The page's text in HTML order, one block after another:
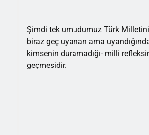
Şimdi tek umudumuz Türk
biraz geç uyanan ama
kimsenin duramadığı- milli
geçmesidir.